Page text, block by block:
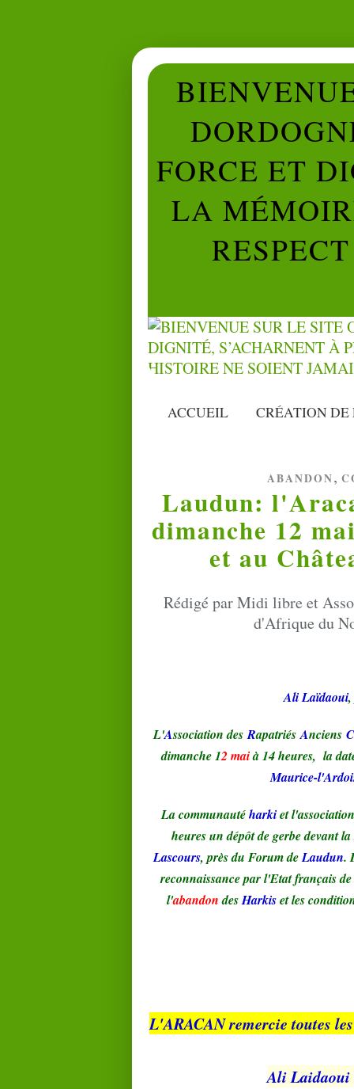
FORCE ET
LA
ACCUEIL CRÉATION
ABANDON,
Laudun:
dimanche 12
et au
Rédigé par Midi libre et
d'Afrique du
Ali Laïdaoui,
L'Association des Rapatriés Anciens C
dimanche 12 maià 14 heures, la
Maurice-
La communautéharkiet
heures un dépôt de gerbe devant
Lascours, près du Forum deLaudun.
reconnaissance par l'Etat français de
l'abandondesHarkiset les
L'ARACAN remercie toutes
Ali Laidaoui